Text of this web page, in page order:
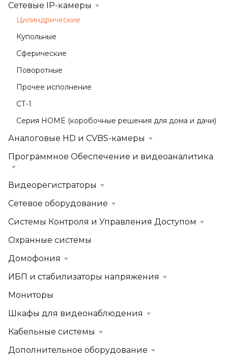
Сетевые IP-камеры
Цилиндрические
Купольные
Сферические
Поворотные
Прочее исполнение
СТ-1
Серия HOME (коробочные решения для дома и дачи)
Аналоговые HD и CVBS-камеры
Программное Обеспечение и видеоаналитика
Видеорегистраторы
Сетевое оборудование
Системы Контроля и Управления Доступом
Охранные системы
Домофония
ИБП и стабилизаторы напряжения
Мониторы
Шкафы для видеонаблюдения
Кабельные системы
Дополнительное оборудование